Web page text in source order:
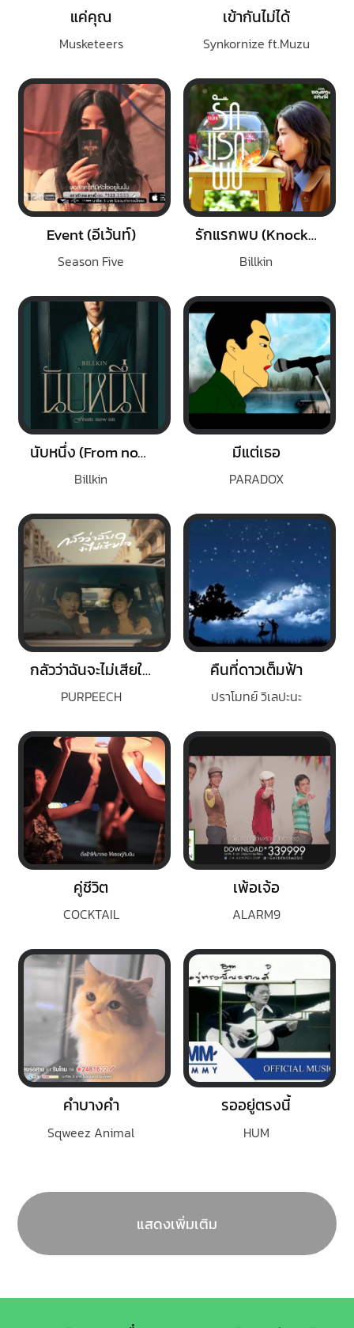
แค่คุณ
Musketeers
เข้ากันไม่ได้
Synkornize ft.Muzu
Event (อีเว้นท์)
Season Five
รักแรกพบ (Knock Knock)
Billkin
นับหนึ่ง (From now on)
Billkin
มีแต่เธอ
PARADOX
กลัวว่าฉันจะไม่เสียใจ (Fear)
PURPEECH
คืนที่ดาวเต็มฟ้า
ปราโมทย์ วิเลปะนะ
คู่ชีวิต
COCKTAIL
เพ้อเจ้อ
ALARM9
คำบางคำ
Sqweez Animal
รออยู่ตรงนี้
HUM
แสดงเพิ่มเติม